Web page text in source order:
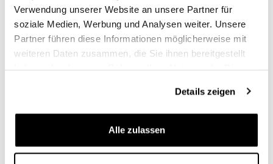
Verwendung unserer Website an unsere Partner für
soziale Medien, Werbung und Analysen weiter. Unsere
Partner führen diese Informationen möglicherweise mit
weiteren Daten zusammen, die Sie ihnen bereitgestellt
Details zeigen
Alle zulassen
Code: U133
€ 53,00